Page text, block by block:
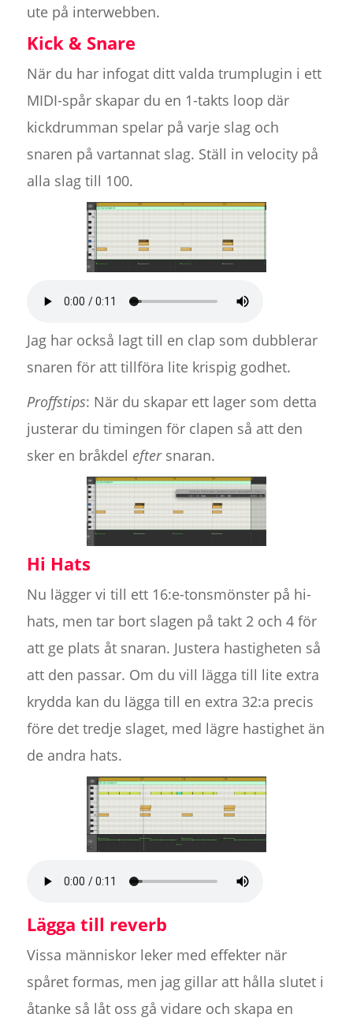
ute på interwebben.
Kick & Snare
När du har infogat ditt valda trumplugin i ett
MIDI-spår skapar du en 1-takts loop där
kickdrumman spelar på varje slag och
snaren på vartannat slag. Ställ in velocity på
alla slag till 100.
Jag har också lagt till en clap som dubblerar
snaren för att tillföra lite krispig godhet.
Proffstips: När du skapar ett lager som detta
justerar du timingen för clapen så att den
sker en bråkdel eftersnaran.
Hi Hats
Nu lägger vi till ett 16:e-tonsmönster på hi-
hats, men tar bort slagen på takt 2 och 4 för
att ge plats åt snaran. Justera hastigheten så
att den passar. Om du vill lägga till lite extra
krydda kan du lägga till en extra 32:a precis
före det tredje slaget, med lägre hastighet än
de andra hats.
Lägga till reverb
Vissa människor leker med effekter när
spåret formas, men jag gillar att hålla slutet i
åtanke så låt oss gå vidare och skapa en